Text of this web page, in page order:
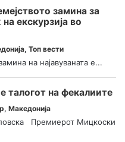
замина за
екскурзија во
, Топ вести
на најавуваната е...
талогот на фекалиите
, Македонија
Премиерот Мицкоски